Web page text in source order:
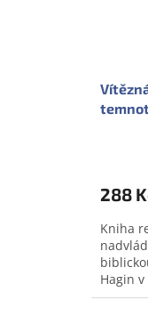
288
Kniha
Hagin